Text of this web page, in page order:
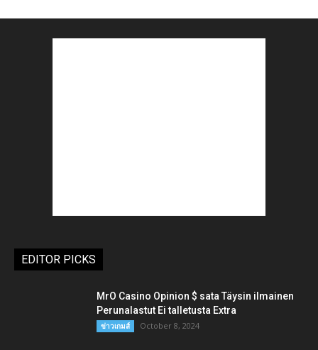
EDITOR PICKS
MrO Casino Opinion $ sata Täysin ilmainen
Perunalastut Ei talletusta Extra
ข่าวเกมส์ October 8, 2024